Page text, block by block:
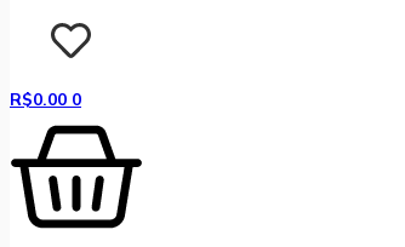
R$0.00 0